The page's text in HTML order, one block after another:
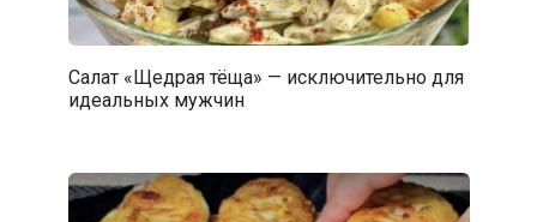
Салат «Щедрая тёща» — исключительно для
идеальных мужчин